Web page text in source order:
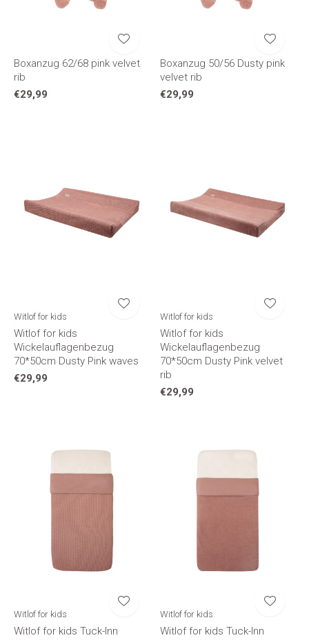
Boxanzug 62/68 pink velvet
rib
€29,99
Boxanzug 50/56 Dusty pink
velvet rib
€29,99
Witlof for kids
Witlof for kids
Wickelauflagenbezug
70*50cm Dusty Pink waves
€29,99
Witlof for kids
Witlof for kids
Wickelauflagenbezug
70*50cm Dusty Pink velvet
rib
€29,99
Witlof for kids
Witlof for kids Tuck-Inn
Witlof for kids
Witlof for kids Tuck-Inn